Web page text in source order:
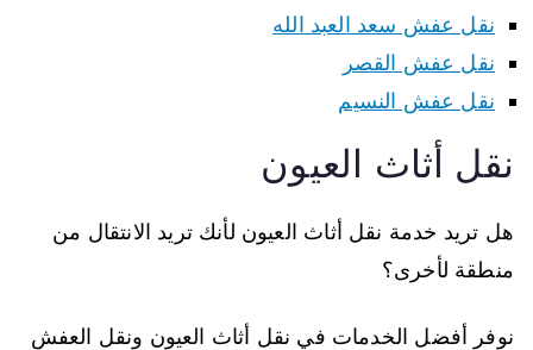
نقل عفش سعد العبد الله
نقل عفش القصر
نقل عفش النسيم
نقل أثاث العيون
هل تريد خدمة نقل أثاث العيون لأنك تريد الانتقال من
منطقة لأخرى؟
نوفر أفضل الخدمات في نقل أثاث العيون ونقل العفش